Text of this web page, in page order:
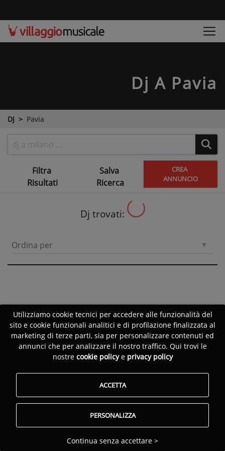
Dj A Pavia
Dj Pavia
Filtra
Risultati
Salva
Ricerca
CREA
ANNUNCIO
Dj trovati:
Ordina per
Utilizziamo cookie tecnici per accedere alle funzionalità del
sito e cookie funzionali analitici e di profilazione finalizzata al
marketing di terze parti, sia per personalizzare contenuti ed
annunci che per analizzare il nostro traffico. Qui trovi le
nostre cookie policye privacy policy
ACCETTA
PERSONALIZZA
Continua senza accettare >